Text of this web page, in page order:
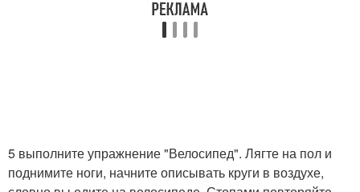
5 выполните упражнение "Велосипед". Лягте на пол и
поднимите ноги, начните описывать круги в воздухе,